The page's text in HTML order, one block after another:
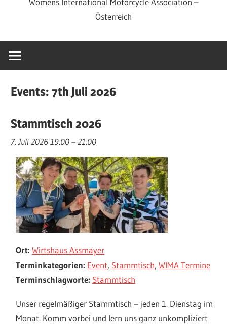
Österreich
Events: 7th Juli 2026
Stammtisch 2026
7. Juli 2026 19:00–21:00
Ort: Wirtshaus Assmayer
Terminkategorien: Event, Stammtisch,WIMA Termine
Terminschlagworte: Stammtisch
Unser regelmäßiger Stammtisch – jeden 1. Dienstag im
Monat. Komm vorbei und lern uns ganz unkompliziert